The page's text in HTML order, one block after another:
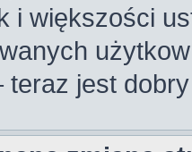
i większości
teraz jest